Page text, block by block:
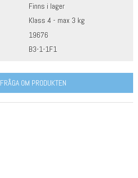
Finns i lager
Klass 4 - max 3 kg
19676
B3-1-1F1
FRÅGA OM PRODUKTEN